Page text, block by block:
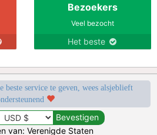
Bezoekers
Veel bezocht
Het beste
beste service te geven, wees alsjeblieft
van: Verenigde Staten